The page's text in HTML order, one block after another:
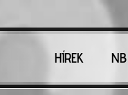
HÍREK